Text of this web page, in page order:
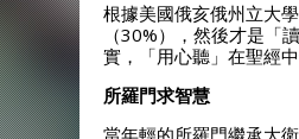
根據美國俄亥俄州立大
（30%），然後才是「
實，「用心聽」在聖經
所羅門求智慧